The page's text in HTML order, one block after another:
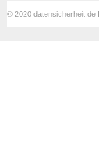
© 2020 datensicherheit.de